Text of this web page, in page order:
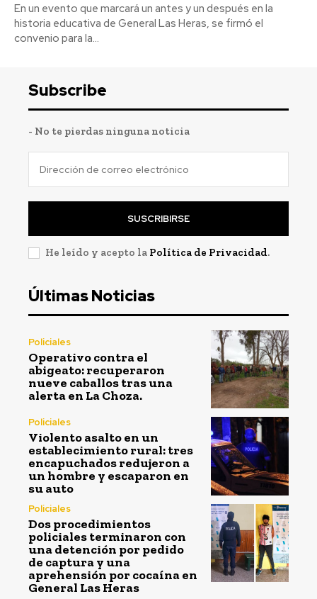
En un evento que marcará un antes y un después en la
historia educativa de General Las Heras, se firmó el
convenio para la...
Subscribe
- No te pierdas ninguna noticia
SUSCRIBIRSE
He leído y acepto la Política de Privacidad.
Últimas Noticias
Policiales
Operativo contra el
abigeato: recuperaron
nueve caballos tras una
alerta en La Choza.
Policiales
Violento asalto en un
establecimiento rural: tres
encapuchados redujeron a
un hombre y escaparon en
su auto
Policiales
Dos procedimientos
policiales terminaron con
una detención por pedido
de captura y una
aprehensión por cocaína en
General Las Heras